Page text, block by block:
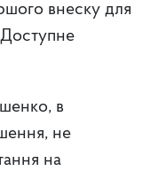
внеску для
в
не
на